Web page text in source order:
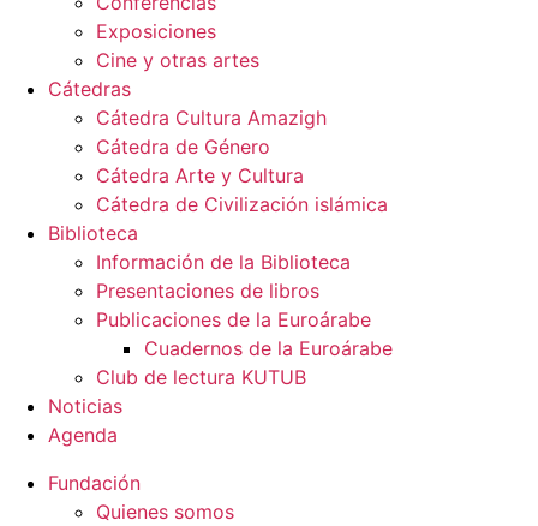
Exposiciones
Cine y otras artes
Cátedras
Cátedra Cultura Amazigh
Cátedra de Género
Cátedra Arte y Cultura
Cátedra de Civilización islámica
Biblioteca
Información de la Biblioteca
Presentaciones de libros
Publicaciones de la Euroárabe
Cuadernos de la Euroárabe
Club de lectura KUTUB
Noticias
Agenda
Fundación
Quienes somos